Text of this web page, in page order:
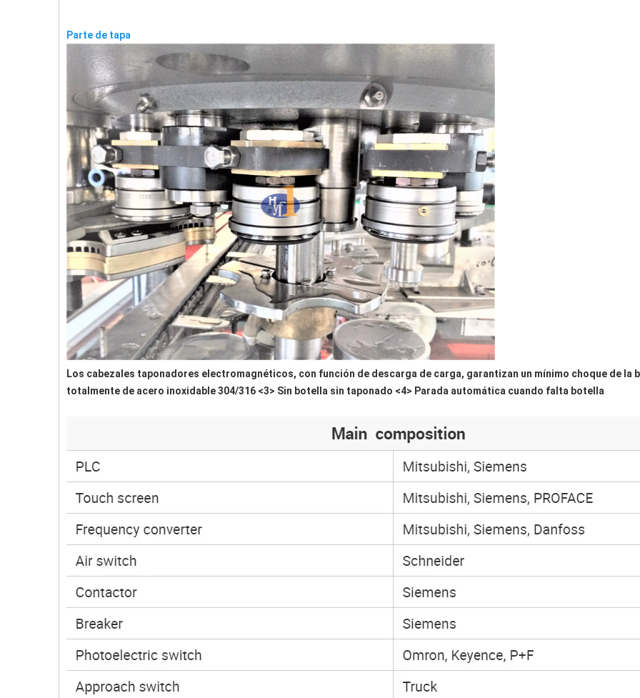
Parte de tapa
Los cabezales taponadores electromagnéticos, con función de descarga de carga, garantizan un mínimo choque de la
totalmente de acero inoxidable 304/316 <3> Sin botella sin taponado <4> Parada automática cuando falta botella